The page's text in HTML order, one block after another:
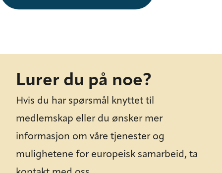
Lurer du på noe?
Hvis du har spørsmål knyttet til
medlemskap eller du ønsker mer
informasjon om våre tjenester og
mulighetene for europeisk samarbeid, ta